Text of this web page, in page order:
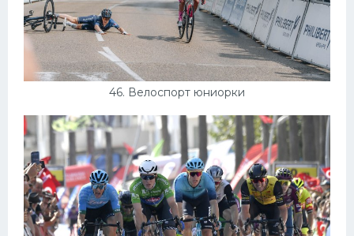
46. Велоспорт юниорки